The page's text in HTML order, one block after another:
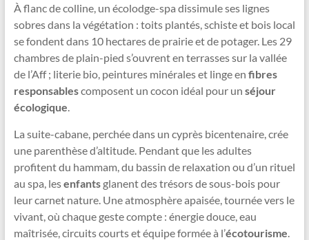
À flanc de colline, un écolodge-spa dissimule ses lignes
sobres dans la végétation : toits plantés, schiste et bois local
se fondent dans 10 hectares de prairie et de potager. Les 29
chambres de plain-pied s’ouvrent en terrasses sur la vallée
de l’Aff ; literie bio, peintures minérales et linge en fibres
responsablescomposent un cocon idéal pour un séjour
écologique.
La suite-cabane, perchée dans un cyprès bicentenaire, crée
une parenthèse d’altitude. Pendant que les adultes
profitent du hammam, du bassin de relaxation ou d’un rituel
au spa, lesenfantsglanent des trésors de sous-bois pour
leur carnet nature. Une atmosphère apaisée, tournée vers le
vivant, où chaque geste compte : énergie douce, eau
maîtrisée, circuits courts et équipe formée à l’écotourisme.